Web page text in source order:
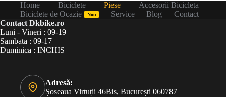
Home Biciclete Piese
Accesorii Bicicleta
Biciclete de Ocazie
Nou Service Blog
Contact
Contact Dkbike.ro
Luni - Vineri : 09-19
Sambata : 09-17
Duminica : INCHIS
Adresă:
Șoseaua Virtuții 46Bis, București 060787